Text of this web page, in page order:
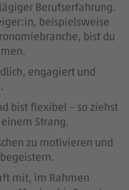
Berufserfahrung.
beispielsweise
bist du
engagiert und
bist flexibel – so ziehst
Strang.
zu motivieren und
mit, im Rahmen